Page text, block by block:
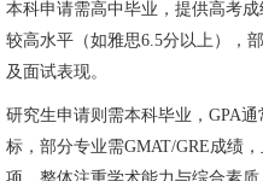
本科申请需高中毕业，提供高考
较高水平（如雅思6.5分以上），
及面试表现。
研究生申请则需本科毕业，GPA
标，部分专业需GMAT/GRE成绩